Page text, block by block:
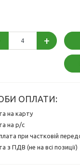
+
ОПЛАТИ:
на карту
на р/с
при частковій
з ПДВ (не на всі позиції)